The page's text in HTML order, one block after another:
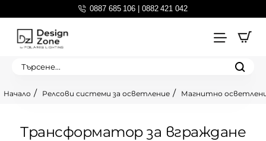
0887 685 106 | 0882 421 042
Търсене...
Трансформатор за вграждане
Релсови системи за осветление Магнитно